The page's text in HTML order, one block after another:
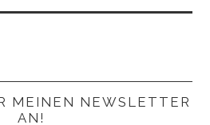
MEINEN NEWSLETTER
AN!